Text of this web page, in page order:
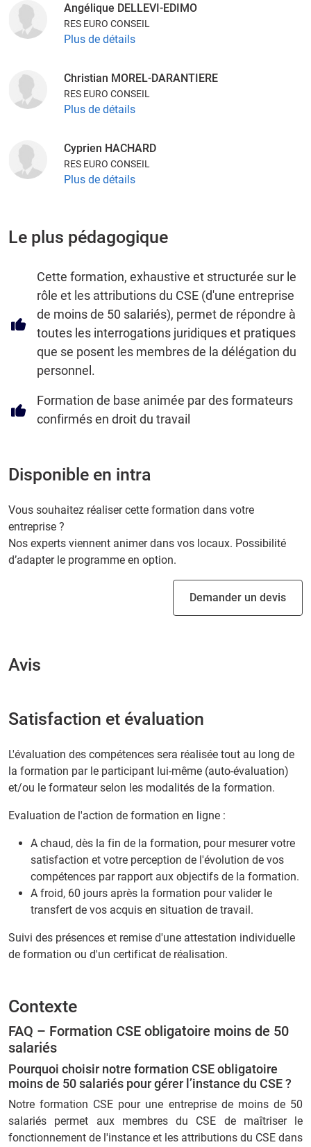
Angélique DELLEVI-EDIMO
RES EURO CONSEIL
Plus de détails
Christian MOREL-DARANTIERE
RES EURO CONSEIL
Plus de détails
Cyprien HACHARD
RES EURO CONSEIL
Plus de détails
Le plus pédagogique
Cette formation, exhaustive et structurée sur le
rôle et les attributions du CSE (d'une entreprise
de moins de 50 salariés), permet de répondre à
toutes les interrogations juridiques et pratiques
que se posent les membres de la délégation du
personnel.
Formation de base animée par des formateurs
confirmés en droit du travail
Disponible en intra
Vous souhaitez réaliser cette formation dans votre
entreprise ?
Nos experts viennent animer dans vos locaux. Possibilité
d’adapter le programme en option.
Demander un devis
Avis
Satisfaction et évaluation
L'évaluation des compétences sera réalisée tout au long de
la formation par le participant lui-même (auto-évaluation)
et/ou le formateur selon les modalités de la formation.
Evaluation de l'action de formation en ligne :
A chaud, dès la fin de la formation, pour mesurer votre
satisfaction et votre perception de l'évolution de vos
compétences par rapport aux objectifs de la formation.
A froid, 60 jours après la formation pour valider le
transfert de vos acquis en situation de travail.
Suivi des présences et remise d'une attestation individuelle
de formation ou d'un certificat de réalisation.
Contexte
FAQ – Formation CSE obligatoire moins de 50
salariés
Pourquoi choisir notre formation CSE obligatoire
moins de 50 salariés pour gérer l’instance du CSE ?
Notre formation CSE pour une entreprise de moins de 50
salariés permet aux membres du CSE de maîtriser le
fonctionnement de l'instance et les attributions du CSE dans